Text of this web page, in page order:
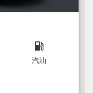
local_gas_station
汽油